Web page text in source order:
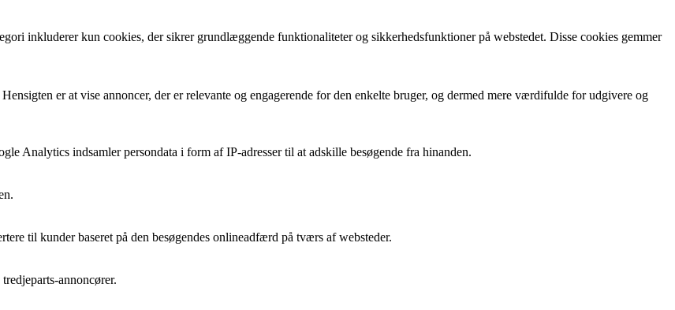
inkluderer kun cookies, der sikrer grundlæggende funktionaliteter og sikkerhedsfunktioner på webstedet. Disse cookies gemmer
er at vise annoncer, der er relevante og engagerende for den enkelte bruger, og dermed mere værdifulde for udgivere og
Analytics indsamler persondata i form af IP-adresser til at adskille besøgende fra hinanden.
til kunder baseret på den besøgendes onlineadfærd på tværs af websteder.
annoncører.